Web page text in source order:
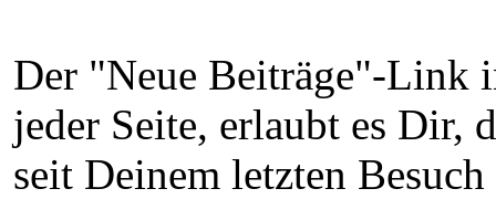
Der "Neue Beiträge"-Link
jeder Seite, erlaubt es Dir,
seit Deinem letzten